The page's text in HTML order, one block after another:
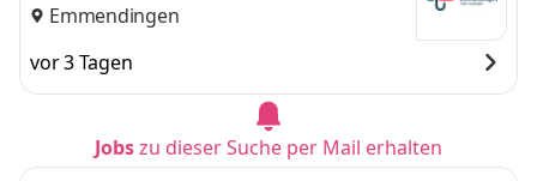
Emmendingen
vor 3 Tagen
Jobszu dieser Suche per Mail erhalten